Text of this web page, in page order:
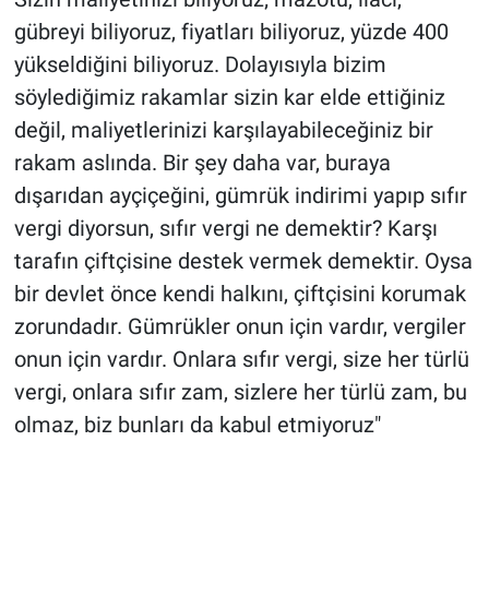
gübreyi biliyoruz, fiyatları biliyoruz, yüzde 400
yükseldiğini biliyoruz. Dolayısıyla bizim
söylediğimiz rakamlar sizin kar elde ettiğiniz
değil, maliyetlerinizi karşılayabileceğiniz bir
rakam aslında. Bir şey daha var, buraya
dışarıdan ayçiçeğini, gümrük indirimi yapıp sıfır
vergi diyorsun, sıfır vergi ne demektir? Karşı
tarafın çiftçisine destek vermek demektir. Oysa
bir devlet önce kendi halkını, çiftçisini korumak
zorundadır. Gümrükler onun için vardır, vergiler
onun için vardır. Onlara sıfır vergi, size her türlü
vergi, onlara sıfır zam, sizlere her türlü zam, bu
olmaz, biz bunları da kabul etmiyoruz"